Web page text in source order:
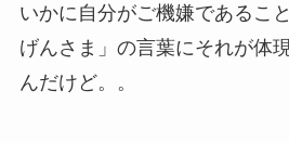
いかに自分がご機嫌であるこ
げんさま」の言葉にそれが体
んだけど。。